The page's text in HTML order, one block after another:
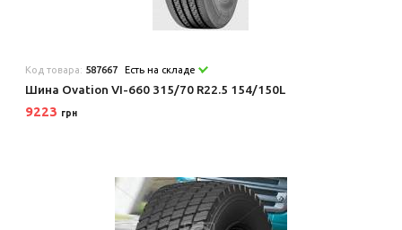
Код товара: 587667 Есть на складе
Шина Ovation VI-660 315/70 R22.5 154/150L
9223 грн